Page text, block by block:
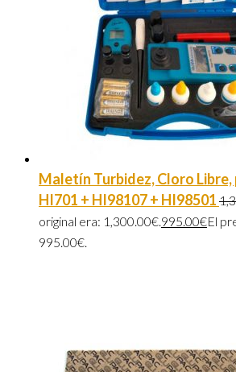
Maletín Turbidez, Cloro Libre,
HI701 + HI98107 + HI98501
original era: 1,300.00€.995.00€El
995.00€.